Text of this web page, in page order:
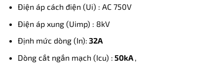
Điện áp cách điện (Ui) : AC 750V
Điện áp xung (Uimp) : 8kV
Định mức dòng (In): 32A
Dòng cắt ngắn mạch (Icu) : 50kA ,